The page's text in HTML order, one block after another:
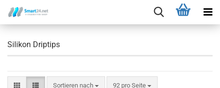
Silikon Driptips
Sortieren nach 92 pro Seite